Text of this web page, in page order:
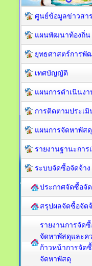
ศูนย์ข้อมูลข่าวสาร
แผนพัฒนาท้องถิ่น
ยุทธศาสตร์การพั
เทศบัญญัติ
แผนการดำเนินง
การติดตามประเมิ
แผนการจัดหาพัสดุ
รายงานฐานะการ
ระบบจัดซื้อจัดจ้าง
ประกาศจัดซื้อจั
สรุปผลจัดซื้อจัด
รายงานการจัดซื้
จัดหาพัสดุและค
ก้าวหน้าการจัด
จัดหาพัสดุ